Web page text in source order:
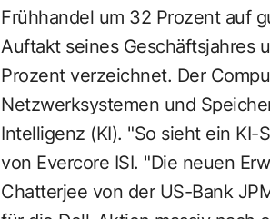
Frühhandel um 32 Prozent auf
Auftakt seines Geschäftsjahres
Prozent verzeichnet. Der
Netzwerksystemen und
Intelligenz (KI). "So sieht ein KI-
von Evercore ISI. "Die neuen
Chatterjee von der US-Bank